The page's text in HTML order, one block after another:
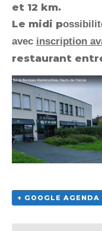
et 12 km.
Le midi p
avec inscription
restaurant
+ GOOGLE AGENDA